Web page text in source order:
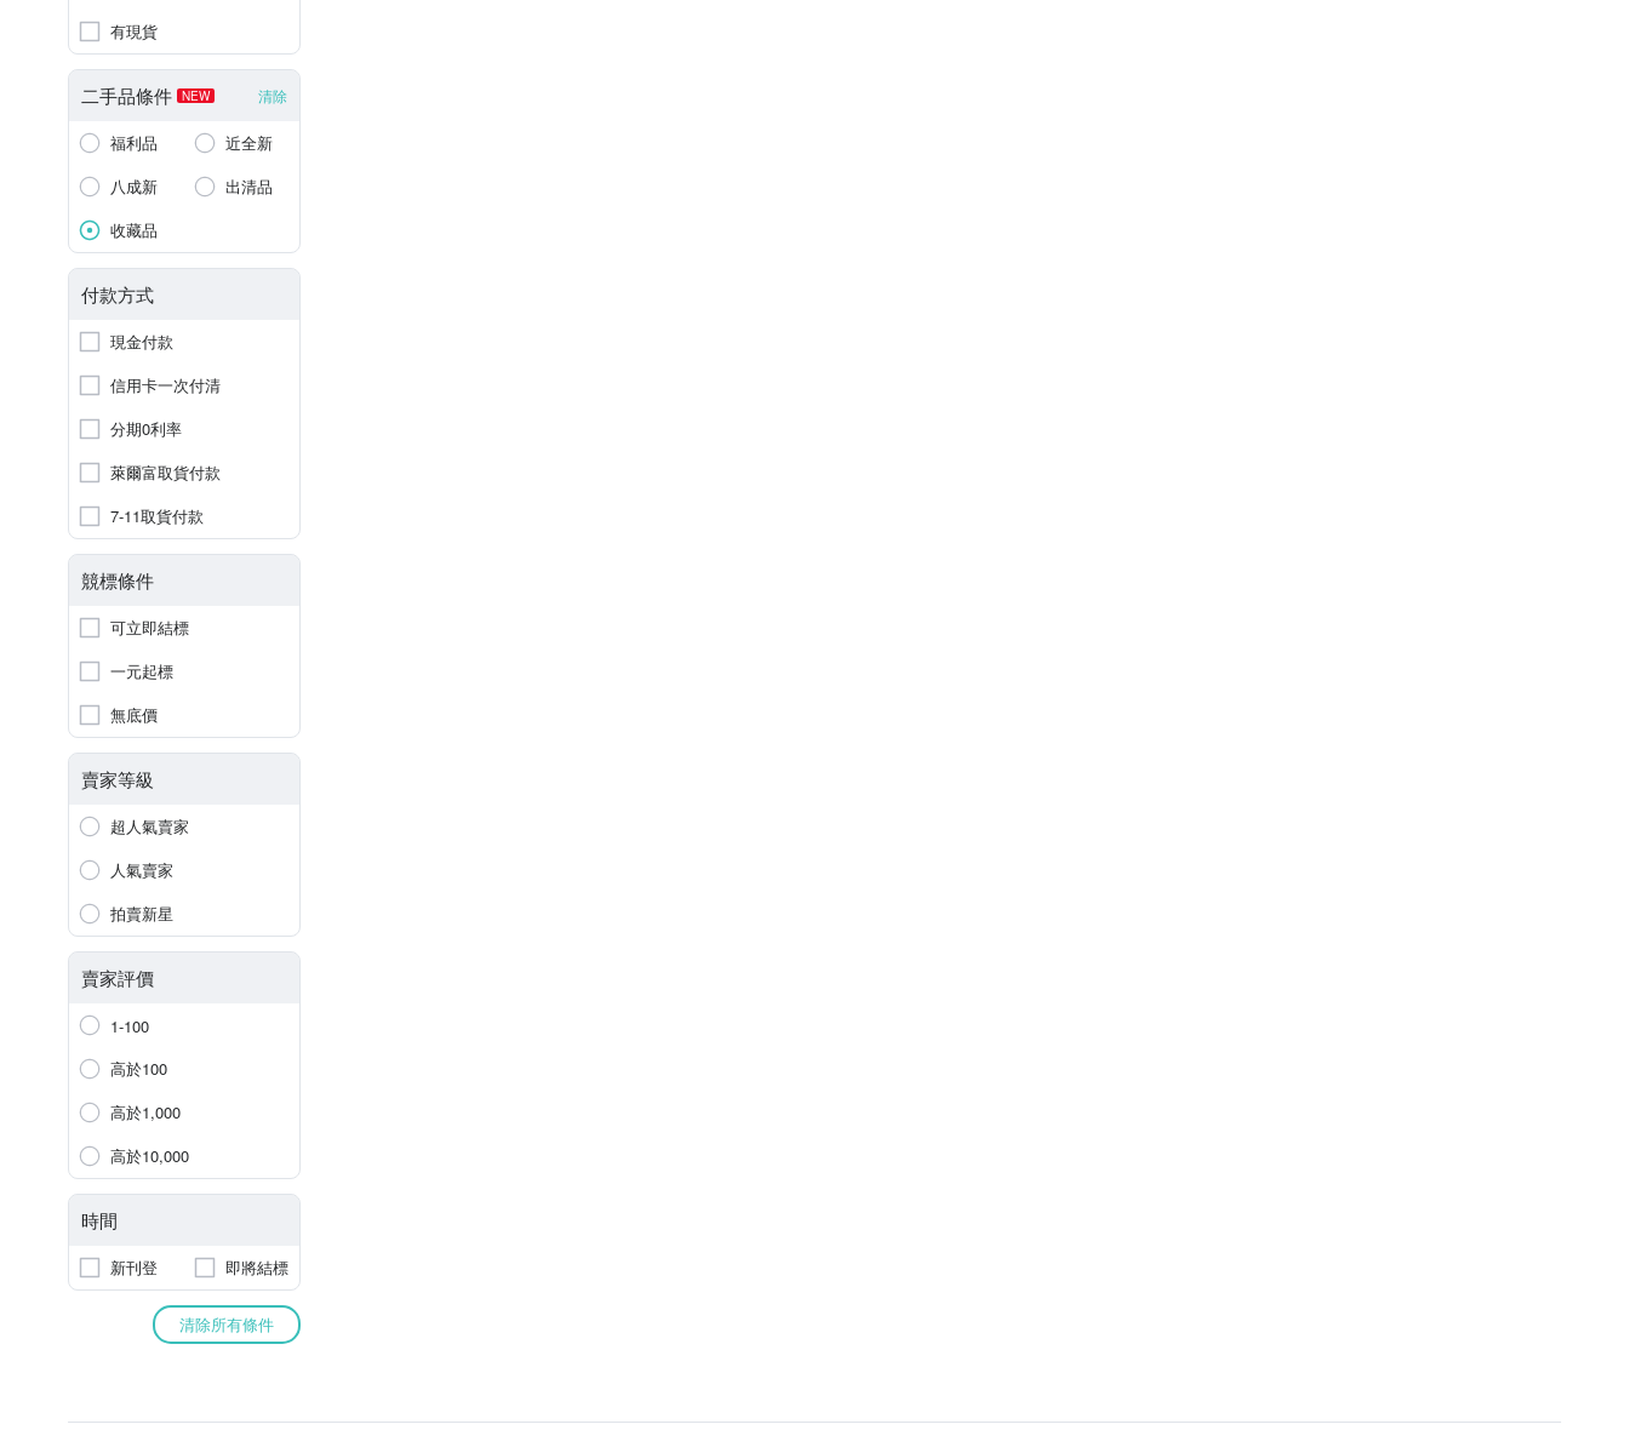
有現貨
二手品條件 NEW 清除
福利品
近全新
八成新
出清品
收藏品
付款方式
現金付款
信用卡一次付清
分期0利率
萊爾富取貨付款
7-11取貨付款
競標條件
可立即結標
一元起標
無底價
賣家等級
超人氣賣家
人氣賣家
拍賣新星
賣家評價
1-100
高於100
高於1,000
高於10,000
時間
新刊登 即將結標
清除所有條件